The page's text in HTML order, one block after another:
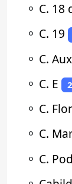
⚬ C. 18
⚬ C. 19
⚬ C.
⚬ C. E 2
⚬ C.
⚬ C.
⚬ C.